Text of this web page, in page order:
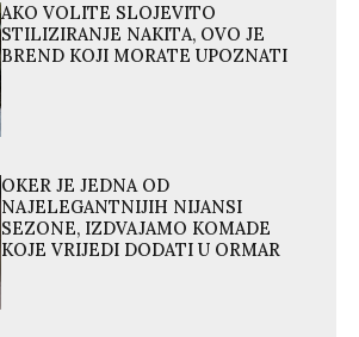
AKO VOLITE SLOJEVITO
STILIZIRANJE NAKITA, OVO JE
BREND KOJI MORATE UPOZNATI
OKER JE JEDNA OD
NAJELEGANTNIJIH NIJANSI
SEZONE, IZDVAJAMO KOMADE
KOJE VRIJEDI DODATI U ORMAR